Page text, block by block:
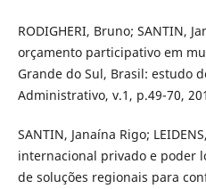
RODIGHERI, Bruno; SANTIN,
orçamento participativo em
Grande do Sul, Brasil: estudo
Administrativo, v.1, p.49-70,
SANTIN, Janaína Rigo;
internacional privado e poder
de soluções regionais para